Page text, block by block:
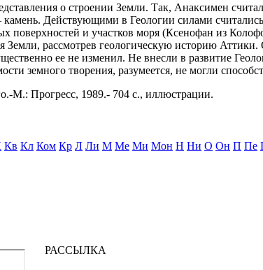
о строении Земли. Так, Анаксимен
Действующими в Геологии силами
поверхностей и участков моря (Ксенофан из
рассмотрев геологическую историю
ее не изменил. Не внесли в развитие
земного творения, разумеется, не могли
М.: Прогресс, 1989.- 704 с., иллюстрации.
Кв Кл Ком Кр Л Ли М Ме Ми Мон Н Ни О Он П Пе
РАССЫЛКА